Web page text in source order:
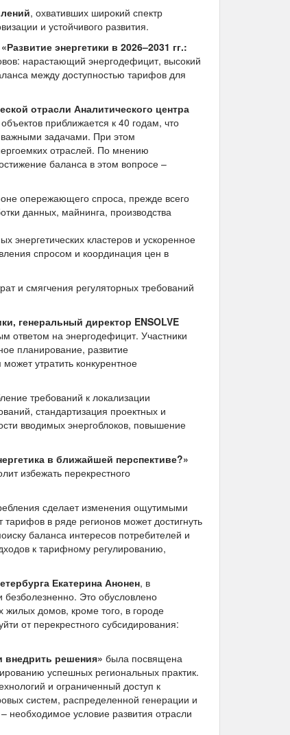
, охвативших широкий спектр
и устойчивого развития.
энергетики в 2026–2031 гг.:
нарастающий энергодефицит, высокий
между доступностью тарифов для
отрасли Аналитического центра
приближается к 40 годам, что
важными задачами. При этом
отраслей. По мнению
баланса в этом вопросе –
опережающего спроса, прежде всего
данных, майнинга, производства
энергетических кластеров и ускоренное
спросом и координация цен в
и смягчения регуляторных требований
генеральный директор ENSOLVE
ответом на энергодефицит. Участники
планирование, развитие
утратить конкурентное
требований к локализации
стандартизация проектных и
вводимых энергоблоков, повышение
в ближайшей перспективе?»
избежать перекрестного
сделает изменения ощутимыми
в ряде регионов может достигнуть
баланса интересов потребителей и
к тарифному регулированию,
Екатерина Анонен, в
Это обусловлено
жилых домов, кроме того, в городе
от перекрестного субсидирования:
внедрить решения» была посвящена
успешных региональных практик.
и ограниченный доступ к
систем, распределенной генерации и
необходимое условие развития отрасли